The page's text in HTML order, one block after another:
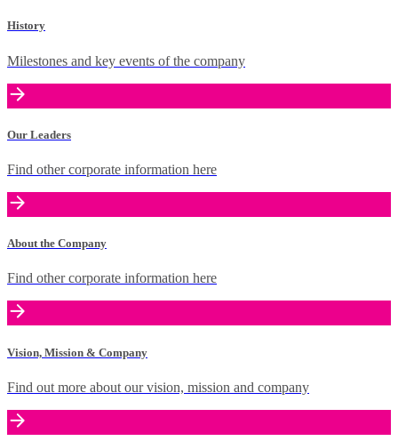
History
Milestones and key events of the company
Our Leaders
Find other corporate information here
About the Company
Find other corporate information here
Vision, Mission & Company
Find out more about our vision, mission and company